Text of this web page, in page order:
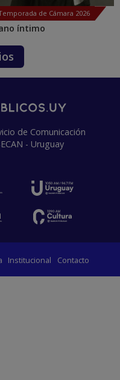
de Cámara 2026
íntimo
de Comunicación
- Uruguay
Institucional Contacto